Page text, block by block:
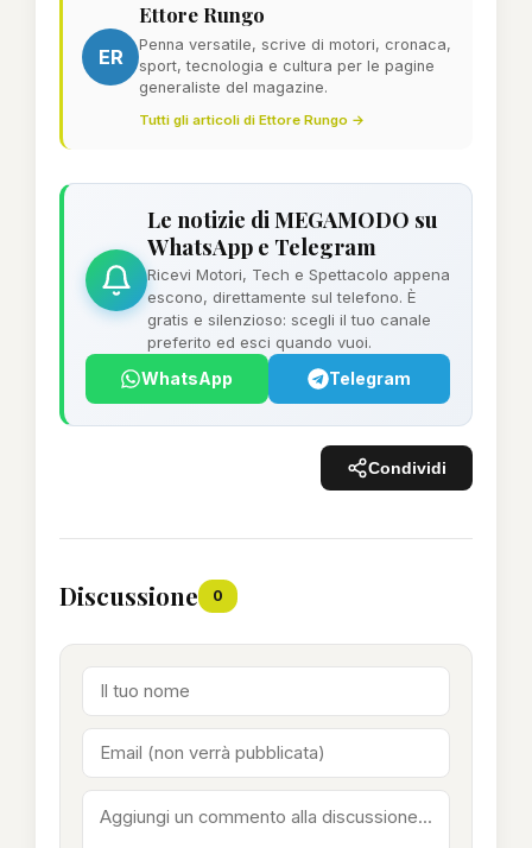
ER
Ettore Rungo
Penna versatile, scrive di motori, cronaca,
sport, tecnologia e cultura per le pagine
generaliste del magazine.
Tutti gli articoli di Ettore Rungo →
Le notizie di MEGAMODO su
WhatsApp e Telegram
Ricevi Motori, Tech e Spettacolo appena
escono, direttamente sul telefono. È
gratis e silenzioso: scegli il tuo canale
preferito ed esci quando vuoi.
WhatsApp Telegram
Condividi
Discussione 0